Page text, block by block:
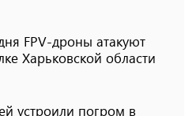
FPV-дроны атакуют
Харьковской области
устроили погром в